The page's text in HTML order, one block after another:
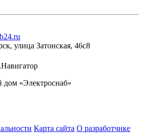
, улица Затонская, 46с8
«Электроснаб»
Карта сайта О разработчике